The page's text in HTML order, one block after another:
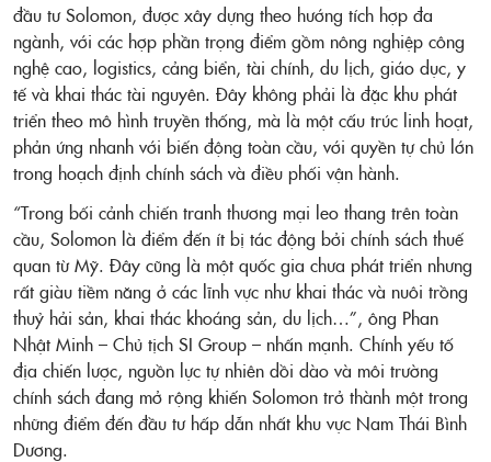
đầu tư Solomon, được xây dựng theo hướng tích hợp đa
ngành, với các hợp phần trọng điểm gồm nông nghiệp công
nghệ cao, logistics, cảng biển, tài chính, du lịch, giáo dục, y
tế và khai thác tài nguyên. Đây không phải là đặc khu phát
triển theo mô hình truyền thống, mà là một cấu trúc linh hoạt,
phản ứng nhanh với biến động toàn cầu, với quyền tự chủ lớn
trong hoạch định chính sách và điều phối vận hành.
“Trong bối cảnh chiến tranh thương mại leo thang trên toàn
cầu, Solomon là điểm đến ít bị tác động bởi chính sách thuế
quan từ Mỹ. Đây cũng là một quốc gia chưa phát triển nhưng
rất giàu tiềm năng ở các lĩnh vực như khai thác và nuôi trồng
thuỷ hải sản, khai thác khoáng sản, du lịch…”, ông Phan
Nhật Minh – Chủ tịch SI Group – nhấn mạnh. Chính yếu tố
địa chiến lược, nguồn lực tự nhiên dồi dào và môi trường
chính sách đang mở rộng khiến Solomon trở thành một trong
những điểm đến đầu tư hấp dẫn nhất khu vực Nam Thái Bình
Dương.